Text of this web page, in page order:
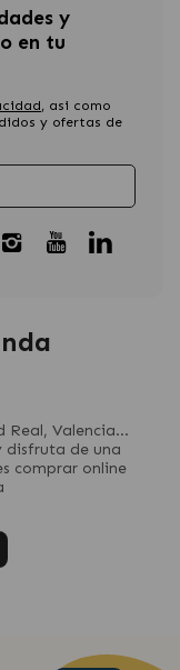
y
en tu
, asi como
y ofertas de
Real, Valencia...
disfruta de una
comprar online